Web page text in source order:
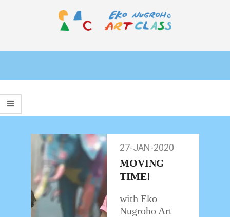
ART
CLASS
Primary
Menu
27-
Jan-
2020
27-JAN-2020
MOVING
TIME!
with Eko
Nugroho Art